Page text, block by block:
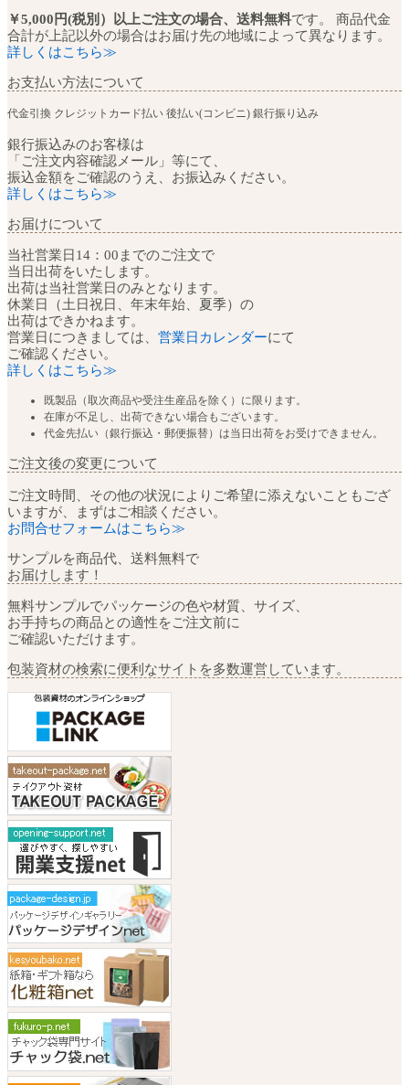
￥5,000円(税別）以上ご注文の場合、送料無料です。 商品代金
合計が上記以外の場合はお届け先の地域によって異なります。
詳しくはこちら≫
お支払い方法について
代金引換 クレジットカード払い 後払い(コンビニ) 銀行振り込み
銀行振込みのお客様は
「ご注文内容確認メール」等にて、
振込金額をご確認のうえ、お振込みください。
詳しくはこちら≫
お届けについて
当社営業日14：00までのご注文で
当日出荷をいたします。
出荷は当社営業日のみとなります。
休業日（土日祝日、年末年始、夏季）の
出荷はできかねます。
営業日につきましては、 営業日カレンダーにて
ご確認ください。
詳しくはこちら≫
既製品（取次商品や受注生産品を除く）に限ります。
在庫が不足し、出荷できない場合もございます。
代金先払い（銀行振込・郵便振替）は当日出荷をお受けできません。
ご注文後の変更について
ご注文時間、その他の状況によりご希望に添えないこともござ
いますが、まずはご相談ください。
お問合せフォームはこちら≫
サンプルを商品代、送料無料で
お届けします！
無料サンプルでパッケージの色や材質、サイズ、
お手持ちの商品との適性をご注文前に
ご確認いただけます。
包装資材の検索に便利なサイトを多数運営しています。